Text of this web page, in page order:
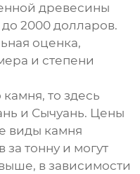
древесины
до 2000 долларов.
оценка,
и степени
камня, то здесь
и Сычуань. Цены
виды камня
за тонну и могут
в зависимости